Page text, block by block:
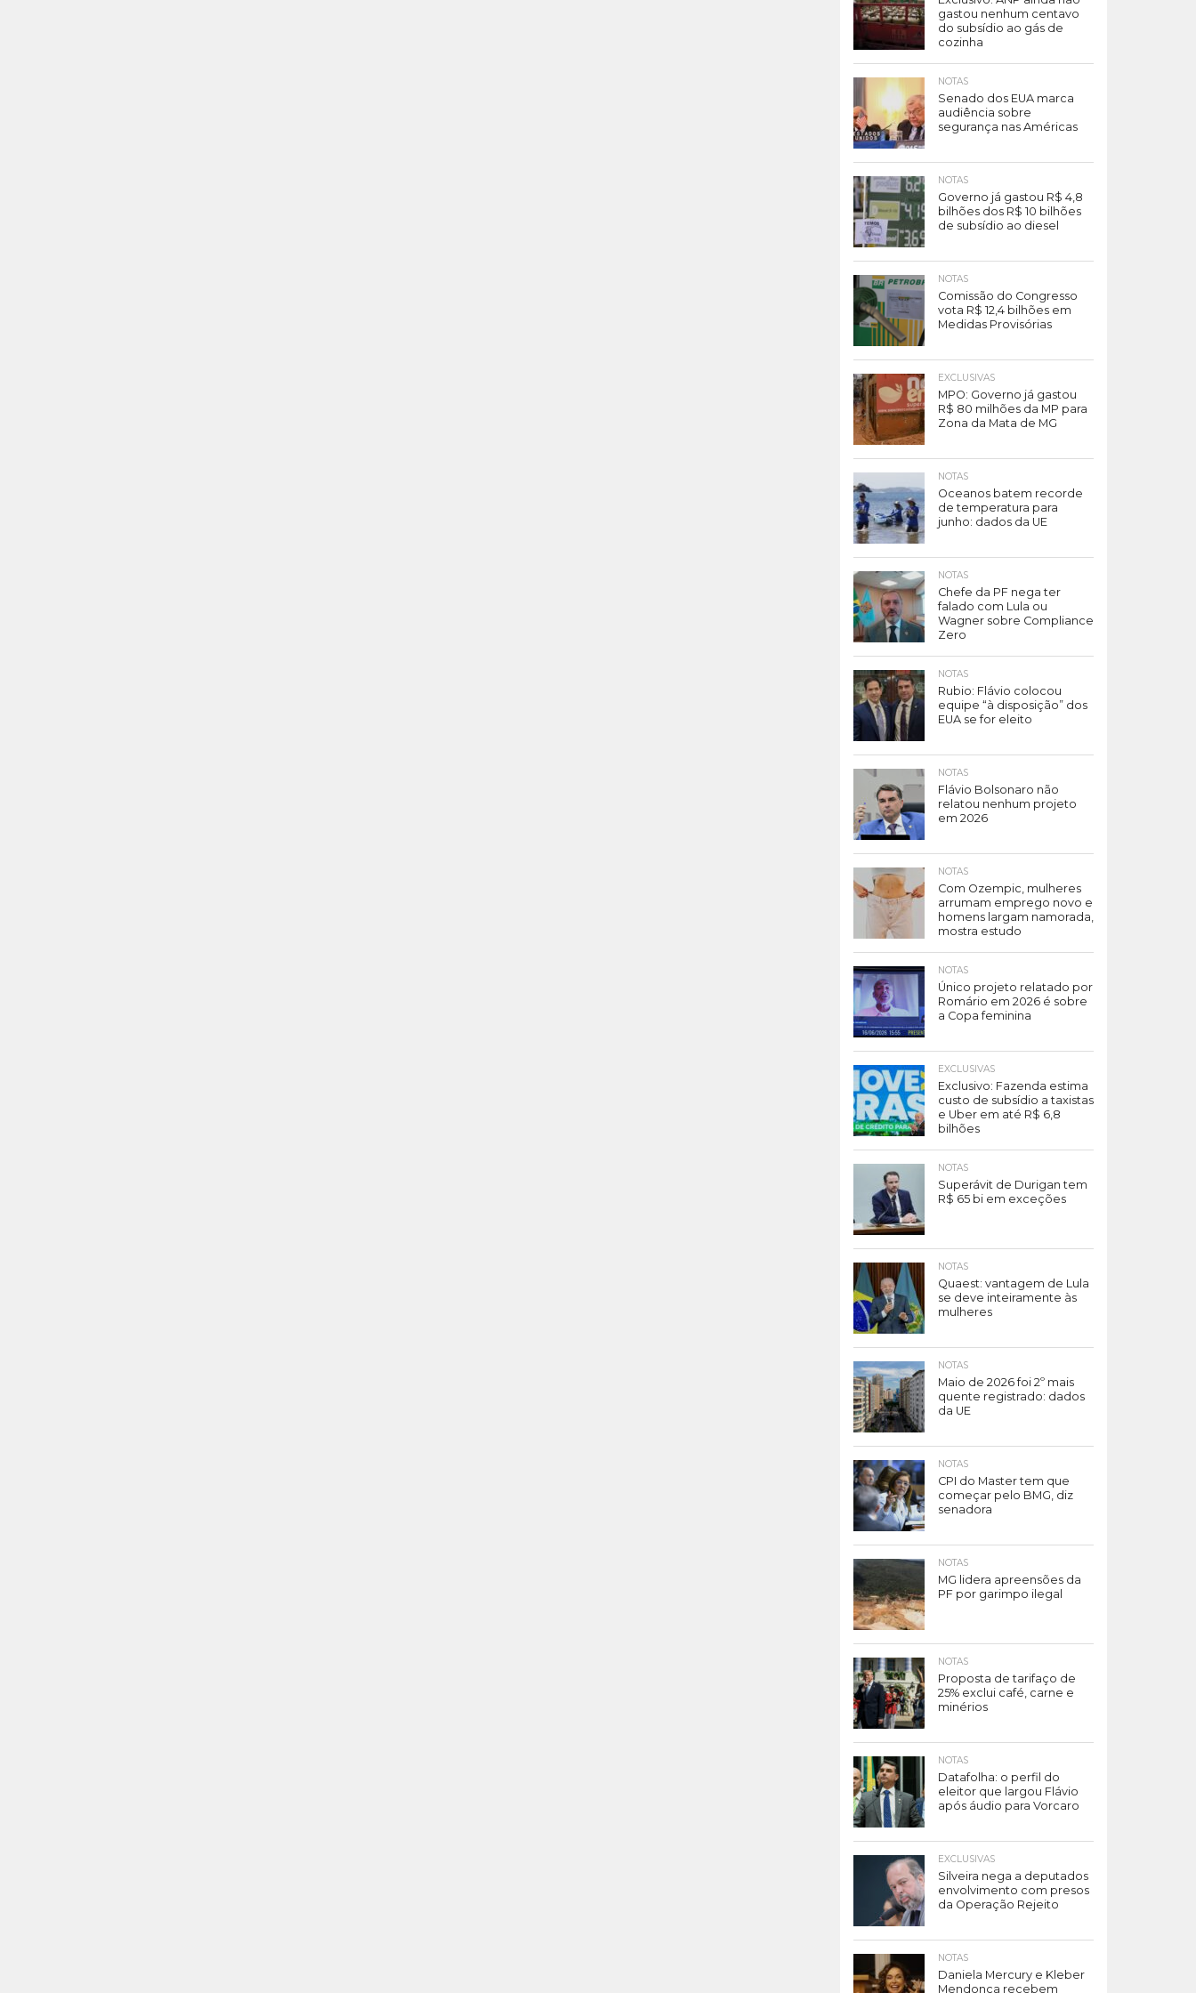
gastou nenhum centavo
do subsídio ao gás de
cozinha
NOTAS
Senado dos EUA marca
audiência sobre
segurança nas Américas
NOTAS
Governo já gastou R$ 4,8
bilhões dos R$ 10 bilhões
de subsídio ao diesel
NOTAS
Comissão do Congresso
vota R$ 12,4 bilhões em
Medidas Provisórias
EXCLUSIVAS
MPO: Governo já gastou
R$ 80 milhões da MP para
Zona da Mata de MG
NOTAS
Oceanos batem recorde
de temperatura para
junho: dados da UE
NOTAS
Chefe da PF nega ter
falado com Lula ou
Wagner sobre Compliance
Zero
NOTAS
Rubio: Flávio colocou
equipe “à disposição” dos
EUA se for eleito
NOTAS
Flávio Bolsonaro não
relatou nenhum projeto
em 2026
NOTAS
Com Ozempic, mulheres
arrumam emprego novo e
homens largam namorada,
mostra estudo
NOTAS
Único projeto relatado por
Romário em 2026 é sobre
a Copa feminina
EXCLUSIVAS
Exclusivo: Fazenda estima
custo de subsídio a taxistas
e Uber em até R$ 6,8
bilhões
NOTAS
Superávit de Durigan tem
R$ 65 bi em exceções
NOTAS
Quaest: vantagem de Lula
se deve inteiramente às
mulheres
NOTAS
Maio de 2026 foi 2º mais
quente registrado: dados
da UE
NOTAS
CPI do Master tem que
começar pelo BMG, diz
senadora
NOTAS
MG lidera apreensões da
PF por garimpo ilegal
NOTAS
Proposta de tarifaço de
25% exclui café, carne e
minérios
NOTAS
Datafolha: o perfil do
eleitor que largou Flávio
após áudio para Vorcaro
EXCLUSIVAS
Silveira nega a deputados
envolvimento com presos
da Operação Rejeito
NOTAS
Daniela Mercury e Kleber
Mendonça recebem